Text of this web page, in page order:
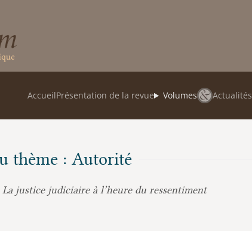
AccueilPrésentation de la revue Volumes Actualités
thème : Autorité
La justice judiciaire à l’heure du ressentiment